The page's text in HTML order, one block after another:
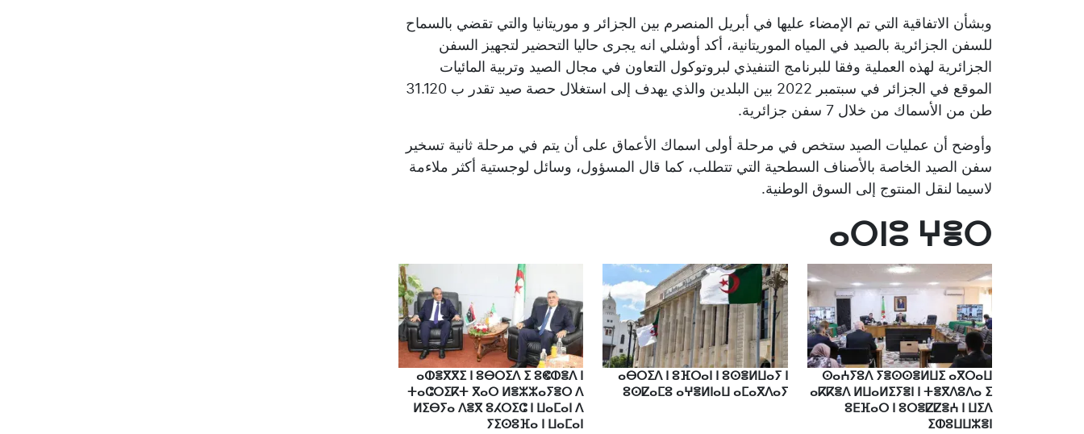
وبشأن الاتفاقية التي تم الإمضاء عليها في أبريل المنصرم بين الجزائر و موريتانيا والتي تقضي بالسماح
للسفن الجزائرية بالصيد في المياه الموريتانية، أكد أوشلي انه يجرى حاليا التحضير لتجهيز السفن
الجزائرية لهذه العملية وفقا للبرنامج التنفيذي لبروتوكول التعاون في مجال الصيد وتربية المائيات
الموقع في الجزائر في سبتمبر 2022 بين البلدين والذي يهدف إلى استغلال حصة صيد تقدر ب 31.120
طن من الأسماك من خلال 7 سفن جزائرية.
وأوضح أن عمليات الصيد ستخص في مرحلة أولى اسماك الأعماق على أن يتم في مرحلة ثانية تسخير
سفن الصيد الخاصة بالأصناف السطحية التي تتطلب، كما قال المسؤول، وسائل لوجستية أكثر ملاءمة
لاسيما لنقل المنتوج إلى السوق الوطنية.
ⴰⵔⵏⵓ ⵖⴻⵔ
ⵙⴰⵄⵢⵓⴷ ⵢⴻⵙⵙⴻⵍⵡⵉ ⴰⴳⵔⴰⵡ
ⴰⴽⴽⴻⴷ ⵍⵡⴰⵍⵉⵢⴻⵏ ⵏ ⵜⴻⴳⴷⵓⴷⴰ ⵉ
ⵓⴹⴼⴰⵔ ⵏ ⵓⵔⴻⵇⵇⴻⵄ ⵏ ⵡⵉⴷ
ⵉⵀⵓⵡⵡⵣⴻⵏ
ⴰⴱⵔⵉⴷ ⵏ ⵓⴼⵔⴰⵏ ⵏ ⵓⵙⴻⵍⵡⴰⵢ ⵏ
ⵓⵙⵇⴰⵎⵓ ⴰⵖⴻⵍⵏⴰⵡ ⴰⵎⴰⴳⴷⴰⵢ
ⴰⵀⴻⴳⴳⵉ ⵏ ⵓⴱⵔⵉⴷ ⵉ ⵓⵞⵀⴻⴷ ⵏ
ⵜⴰⵛⵔⵉⴽⵜ ⴳⴰⵔ ⵍⴻⵣⵣⴰⵢⴻⵔ ⴷ
ⵍⵉⴱⵢⴰ ⴷⴻⴳ ⵓⵃⵔⵉⵛ ⵏ ⵡⴰⵎⴰⵏ ⴷ
ⵢⵉⵙⵓⴼⴰ ⵏ ⵡⴰⵎⴰⵏ